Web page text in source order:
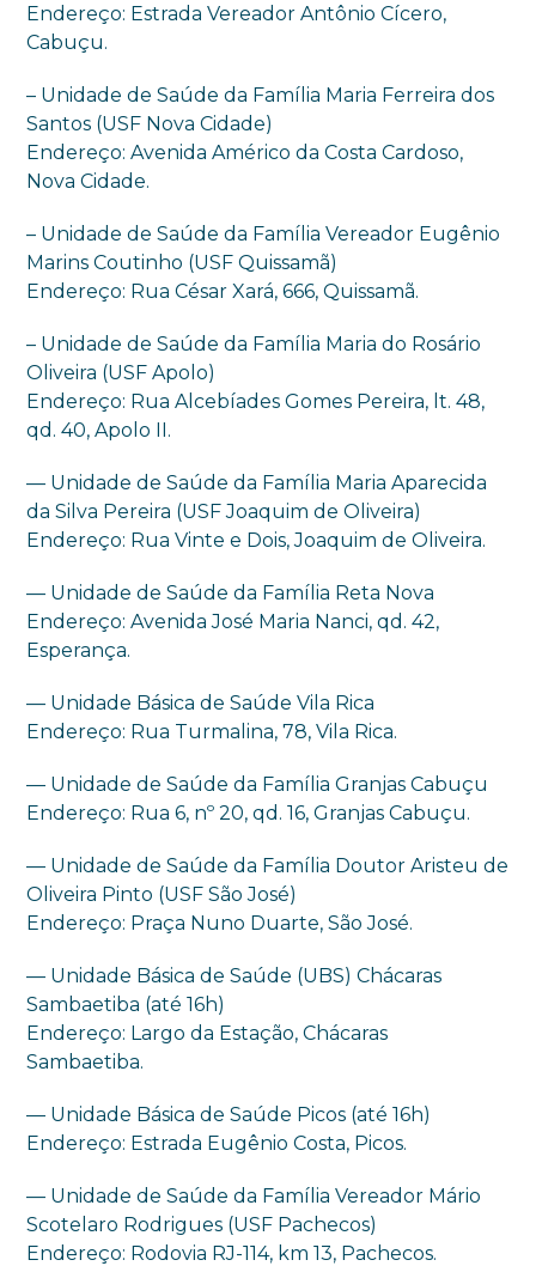
Endereço: Estrada Vereador Antônio Cícero,
Cabuçu.
– Unidade de Saúde da Família Maria Ferreira dos
Santos (USF Nova Cidade)
Endereço: Avenida Américo da Costa Cardoso,
Nova Cidade.
– Unidade de Saúde da Família Vereador Eugênio
Marins Coutinho (USF Quissamã)
Endereço: Rua César Xará, 666, Quissamã.
– Unidade de Saúde da Família Maria do Rosário
Oliveira (USF Apolo)
Endereço: Rua Alcebíades Gomes Pereira, lt. 48,
qd. 40, Apolo II.
— Unidade de Saúde da Família Maria Aparecida
da Silva Pereira (USF Joaquim de Oliveira)
Endereço: Rua Vinte e Dois, Joaquim de Oliveira.
— Unidade de Saúde da Família Reta Nova
Endereço: Avenida José Maria Nanci, qd. 42,
Esperança.
— Unidade Básica de Saúde Vila Rica
Endereço: Rua Turmalina, 78, Vila Rica.
— Unidade de Saúde da Família Granjas Cabuçu
Endereço: Rua 6, nº 20, qd. 16, Granjas Cabuçu.
— Unidade de Saúde da Família Doutor Aristeu de
Oliveira Pinto (USF São José)
Endereço: Praça Nuno Duarte, São José.
— Unidade Básica de Saúde (UBS) Chácaras
Sambaetiba (até 16h)
Endereço: Largo da Estação, Chácaras
Sambaetiba.
— Unidade Básica de Saúde Picos (até 16h)
Endereço: Estrada Eugênio Costa, Picos.
— Unidade de Saúde da Família Vereador Mário
Scotelaro Rodrigues (USF Pachecos)
Endereço: Rodovia RJ-114, km 13, Pachecos.